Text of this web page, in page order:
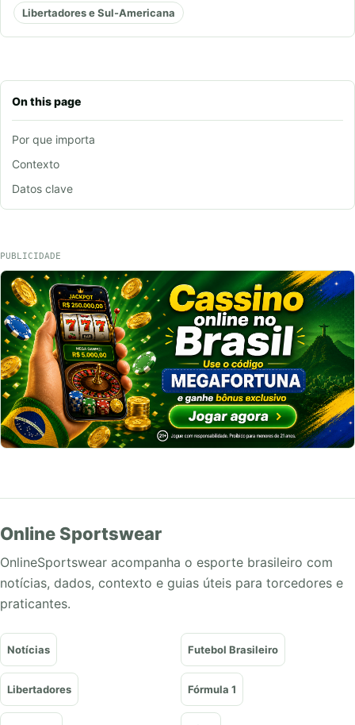
On this page
Por que importa
Contexto
Datos clave
Libertadores e Sul-Americana
PUBLICIDADE
Online Sportswear
OnlineSportswear acompanha o esporte brasileiro com
notícias, dados, contexto e guias úteis para torcedores e
praticantes.
Notícias Futebol Brasileiro
Libertadores Fórmula 1